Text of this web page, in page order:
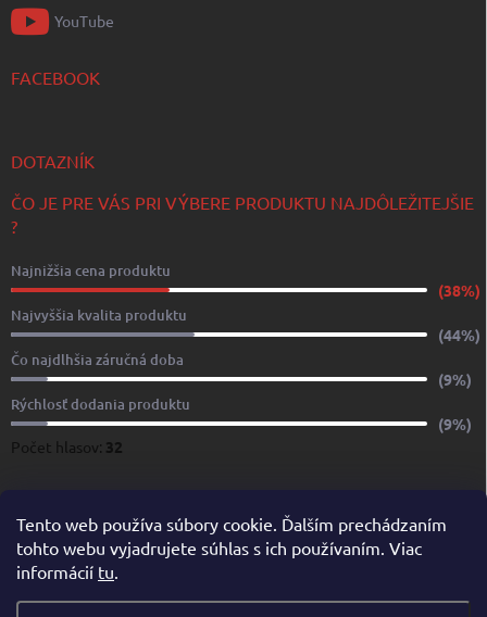
Tento web používa súbory cookie. Ďalším prechádzaním
tohto webu vyjadrujete súhlas s ich používaním. Viac
informácií tu.
YouTube
FACEBOOK
DOTAZNÍK
ČO JE PRE VÁS PRI VÝBERE PRODUKTU NAJDÔLEŽITEJŠIE
?
Najnižšia cena produktu
(38%)
Najvyššia kvalita produktu
(44%)
Čo najdlhšia záručná doba
(9%)
Rýchlosť dodania produktu
(9%)
Počet hlasov: 32
www.yachtshop.sk www.limoservices.sk www.taxisluzba.com
www.airporttaxi.sk www.taxischwechat.sk